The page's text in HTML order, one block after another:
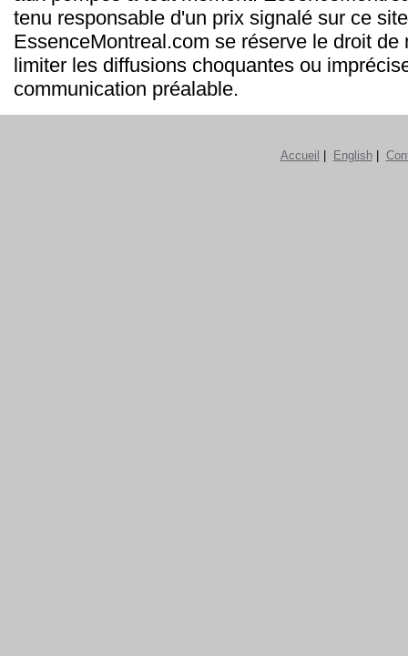
tenu responsable d'un prix signalé sur ce
EssenceMontreal.com se réserve le droit de
limiter les diffusions choquantes ou
communication préalable.
Accueil English|